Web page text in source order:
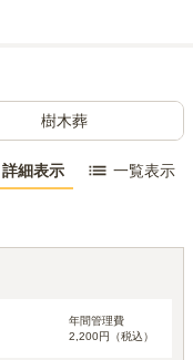
樹木葬
詳細表示 一覧表示
年間管理費
2,200円（税込）